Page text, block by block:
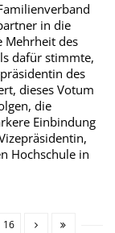
in die
Mehrheit des
dafür stimmte,
des
dieses Votum
die
Einbindung
Hochschule in
16